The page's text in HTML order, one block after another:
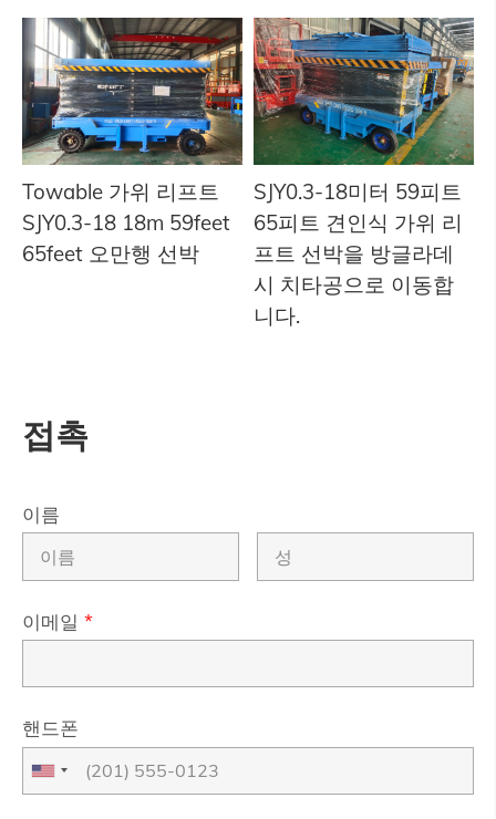
Towable 가위 리프트
SJY0.3-18 18m 59feet
65feet 오만행 선박
SJY0.3-18미터 59피트
65피트 견인식 가위 리
프트 선박을 방글라데
시 치타공으로 이동합
니다.
접촉
이름
이메일 *
핸드폰